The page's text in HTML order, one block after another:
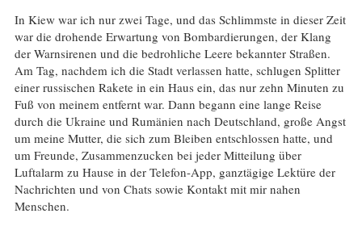
In Kiew war ich nur zwei Tage, und das Schlimmste in dieser Zeit
war die drohende Erwartung von Bombardierungen, der Klang
der Warnsirenen und die bedrohliche Leere bekannter Straßen.
Am Tag, nachdem ich die Stadt verlassen hatte, schlugen Splitter
einer russischen Rakete in ein Haus ein, das nur zehn Minuten zu
Fuß von meinem entfernt war. Dann begann eine lange Reise
durch die Ukraine und Rumänien nach Deutschland, große Angst
um meine Mutter, die sich zum Bleiben entschlossen hatte, und
um Freunde, Zusammenzucken bei jeder Mitteilung über
Luftalarm zu Hause in der Telefon-App, ganztägige Lektüre der
Nachrichten und von Chats sowie Kontakt mit mir nahen
Menschen.